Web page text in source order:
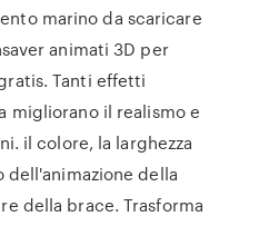
marino da scaricare
animati 3D per
Tanti effetti
migliorano il realismo e
il colore, la larghezza
dell'animazione della
della brace. Trasforma